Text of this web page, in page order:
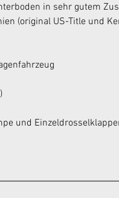
in sehr gutem
(original US-Title und
und